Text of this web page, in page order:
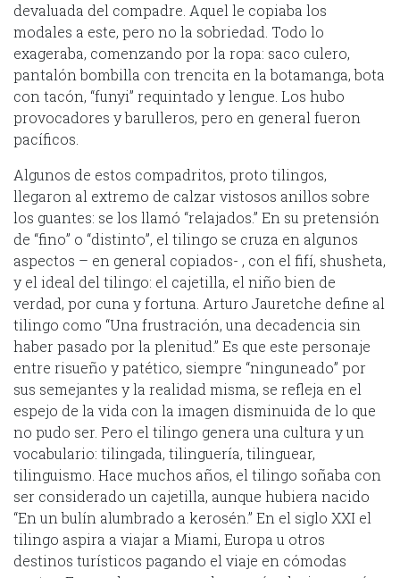
devaluada del compadre. Aquel le copiaba los
modales a este, pero no la sobriedad. Todo lo
exageraba, comenzando por la ropa: saco culero,
pantalón bombilla con trencita en la botamanga, bota
con tacón, “funyi” requintado y lengue. Los hubo
provocadores y barulleros, pero en general fueron
pacíficos.
Algunos de estos compadritos, proto tilingos,
llegaron al extremo de calzar vistosos anillos sobre
los guantes: se los llamó “relajados.” En su pretensión
de “fino” o “distinto”, el tilingo se cruza en algunos
aspectos – en general copiados- , con el fifí, shusheta,
y el ideal del tilingo: el cajetilla, el niño bien de
verdad, por cuna y fortuna. Arturo Jauretche define al
tilingo como “Una frustración, una decadencia sin
haber pasado por la plenitud.” Es que este personaje
entre risueño y patético, siempre “ninguneado” por
sus semejantes y la realidad misma, se refleja en el
espejo de la vida con la imagen disminuida de lo que
no pudo ser. Pero el tilingo genera una cultura y un
vocabulario: tilingada, tilinguería, tilinguear,
tilinguismo. Hace muchos años, el tilingo soñaba con
ser considerado un cajetilla, aunque hubiera nacido
“En un bulín alumbrado a kerosén.” En el siglo XXI el
tilingo aspira a viajar a Miami, Europa u otros
destinos turísticos pagando el viaje en cómodas